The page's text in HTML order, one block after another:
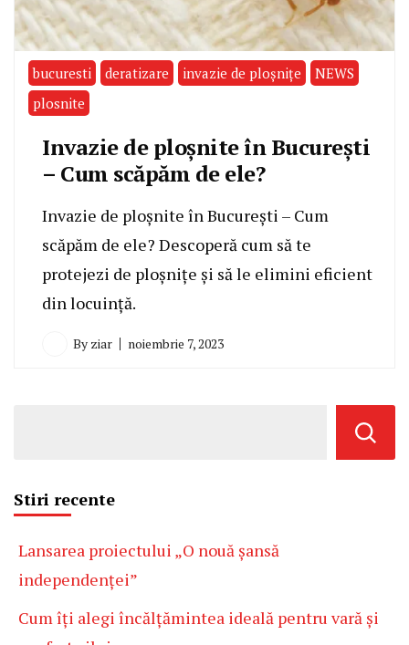
bucuresti deratizare invazie de ploșnițe
NEWS
plosnite
Invazie de ploșnite în București
– Cum scăpăm de ele?
Invazie de ploșnite în București – Cum
scăpăm de ele? Descoperă cum să te
protejezi de ploșnițe și să le elimini eficient
din locuință.
By ziar noiembrie 7, 2023
Stiri recente
Lansarea proiectului „O nouă șansă
independenței”
Cum îți alegi încălțămintea ideală pentru vară și